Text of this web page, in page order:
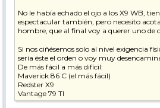
No le había echado el ojo a los X9 WB,
espectacular también, pero necesito
hombre, que al final voy a querer uno de
Si nos ciñésemos solo al nivel exigencia
sería éste el orden o voy muy
De más fácil a más difícil:
Maverick 86 C (el más fácil)
Redster X9
Vantage 79 TI
Redster G7